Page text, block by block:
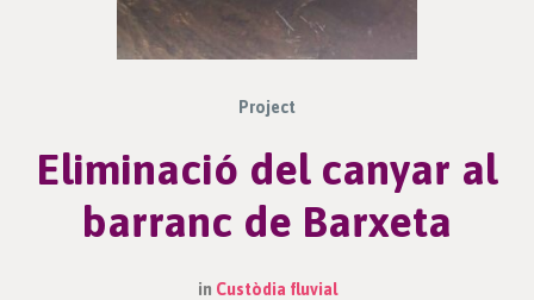
Project
Eliminació del canyar al
barranc de Barxeta
in Custòdia fluvial